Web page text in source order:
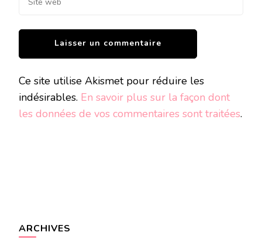
Ce site utilise Akismet pour réduire les
indésirables. En savoir plus sur la façon dont
les données de vos commentaires sont traitées.
ARCHIVES